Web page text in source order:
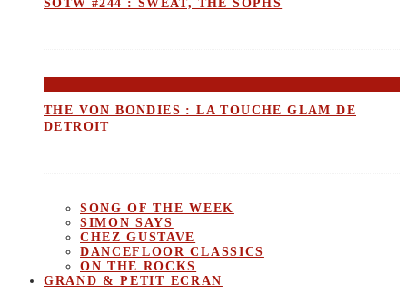
SOTW #244 : SWEAT, THE SOPHS
THE VON BONDIES : LA TOUCHE GLAM DE
DETROIT
SONG OF THE WEEK
SIMON SAYS
CHEZ GUSTAVE
DANCEFLOOR CLASSICS
ON THE ROCKS
GRAND & PETIT ECRAN